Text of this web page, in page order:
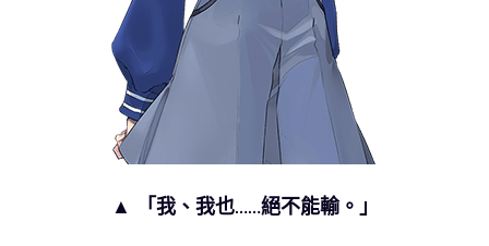
▲ 「我、我也……絕不能輸。」